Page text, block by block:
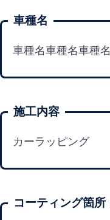
車種名
車種名車種名車種名
施工内容
カーラッピング
コーティング箇所